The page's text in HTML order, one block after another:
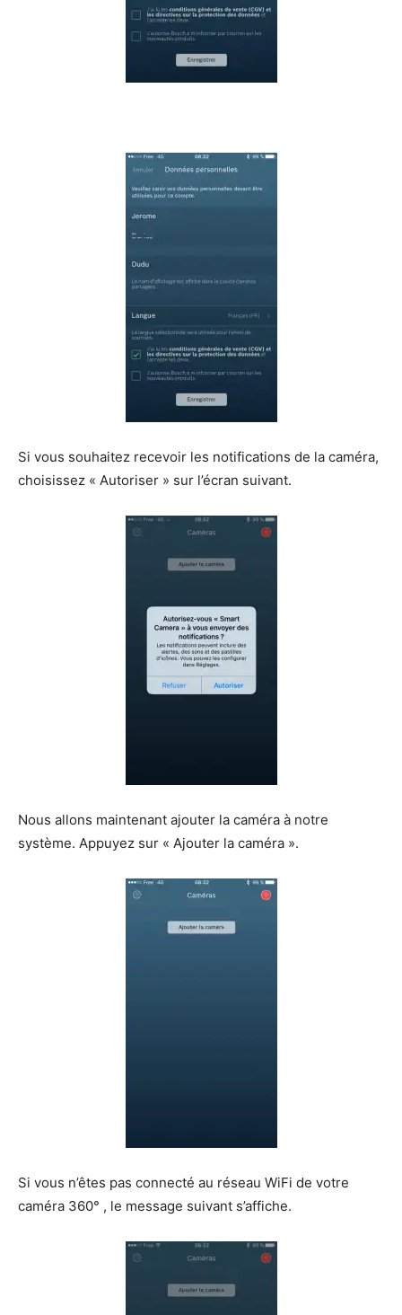
Si vous souhaitez recevoir les notifications de la caméra,
choisissez « Autoriser » sur l’écran suivant.
Nous allons maintenant ajouter la caméra à notre
système. Appuyez sur « Ajouter la caméra ».
Si vous n’êtes pas connecté au réseau WiFi de votre
caméra 360° , le message suivant s’affiche.